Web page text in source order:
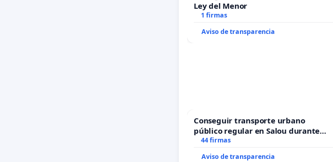
Ley del Menor
1 firmas
Aviso de transparencia
Conseguir transporte urbano
público regular en Salou durante
todo el año
44 firmas
Aviso de transparencia